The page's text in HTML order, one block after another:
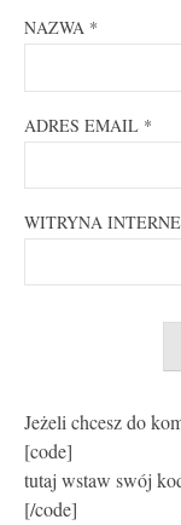
NAZWA *
ADRES EMAIL *
WITRYNA
Jeżeli chcesz do
[code]
tutaj wstaw swój
[/code]